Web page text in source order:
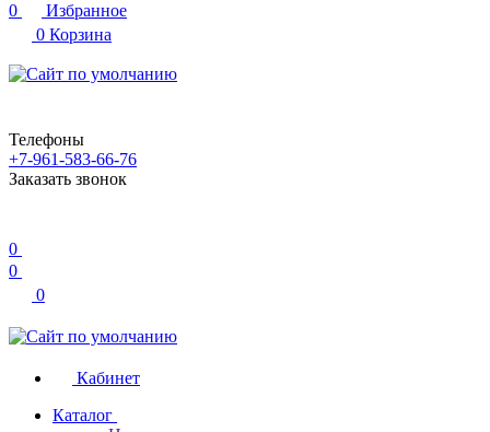
0
Избранное
0 Корзина
Телефоны
+7-961-583-66-76
Заказать звонок
0
0
0
Кабинет
Каталог